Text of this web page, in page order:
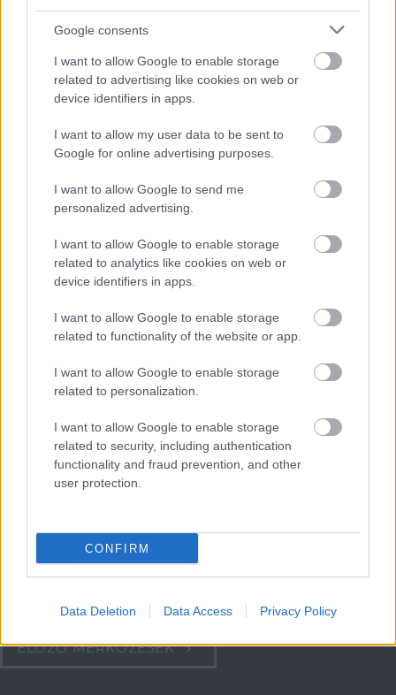
Google consents
I want to allow Google to enable storage
related to advertising like cookies on web or
device identifiers in apps.
I want to allow my user data to be sent to
Google for online advertising purposes.
I want to allow Google to send me
personalized advertising.
I want to allow Google to enable storage
related to analytics like cookies on web or
device identifiers in apps.
I want to allow Google to enable storage
related to functionality of the website or app.
I want to allow Google to enable storage
related to personalization.
I want to allow Google to enable storage
related to security, including authentication
functionality and fraud prevention, and other
user protection.
CONFIRM
Data Deletion Data Access Privacy Policy
Meccs Center
Paris Saint-Germainvs
Felkészülési szezon 4. mérkőzés
Nya Ullevi, Göteborg
2026-08-08 17:00
Manchester United 2026-08-15 18:00
ELŐZŐ MÉRKŐZÉSEK